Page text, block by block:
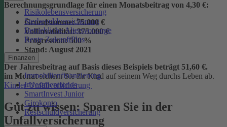
Risikolebensversicherung
Sterbegeldversicherung
Betriebliche Altersvorsorge
Rente ZukunftPlus
Finanzen
Immobilienfinanzierung
Investmentfonds
SmartInvest Junior
Girokonto
Restschuldversicherung
Berechnungsgrundlage für einen Monatsbeitrag von 4,30 €:
Grundsumme:75.000 €
Vollinvalidität:375.000 €
Progression:500 %
Stand: August 2021
Der Jahresbeitrag auf Basis dieses Beispiels beträgt 51,60 €.
im Monatsichern Sie Ihr Kind auf seinem Weg durchs Leben ab.
Kinder-Unfallversicherung
Gut zu wissen: Sparen Sie in der
Unfallversicherung